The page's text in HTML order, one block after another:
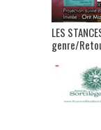
LES
genre/